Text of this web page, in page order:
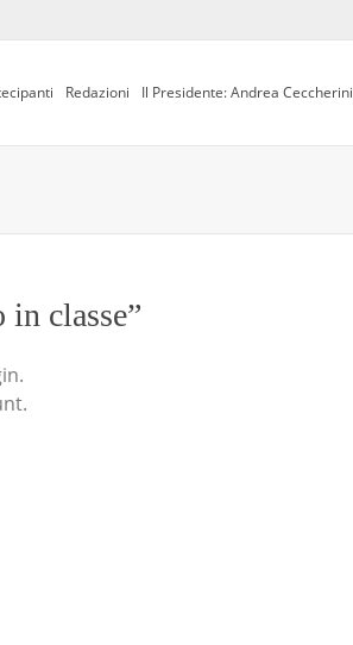
Redazioni Il Presidente: Andrea Ceccherini
classe”